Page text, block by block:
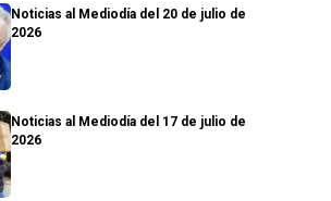
Noticias al Mediodía del 20 de julio de
2026
Noticias al Mediodía del 17 de julio de
2026